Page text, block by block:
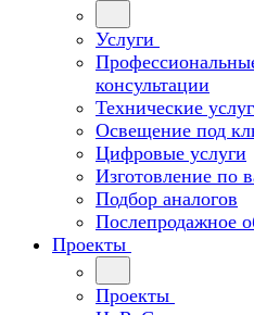
Услуги
консультации
Технические
Освещение под
Цифровые услуги
Изготовление по
Подбор аналогов
Послепродажное
Проекты
Проекты